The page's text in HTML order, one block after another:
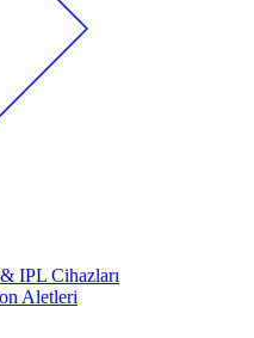
IPL Cihazları
Aletleri